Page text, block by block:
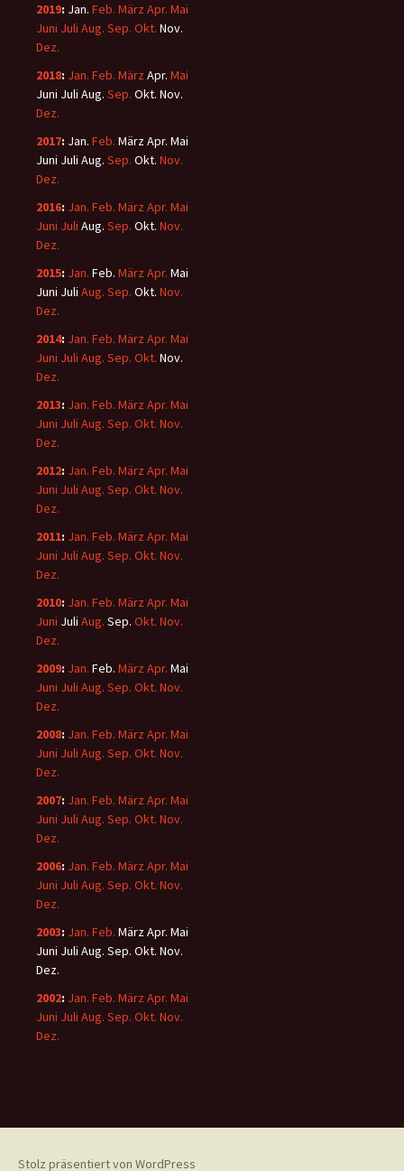
2019: Jan. Feb. März Apr. Mai
Juni Juli Aug. Sep. Okt. Nov.
Dez.
2018: Jan. Feb. März Apr. Mai
Juni Juli Aug. Sep. Okt. Nov.
Dez.
2017: Jan. Feb. MärzApr. Mai
Juni Juli Aug. Sep. Okt. Nov.
Dez.
2016: Jan. Feb. März Apr. Mai
Juni Juli Aug. Sep. Okt. Nov.
Dez.
2015: Jan. Feb. März Apr. Mai
Juni Juli Aug. Sep. Okt. Nov.
Dez.
2014: Jan. Feb. März Apr. Mai
Juni Juli Aug. Sep. Okt. Nov.
Dez.
2013: Jan. Feb. März Apr. Mai
Juni Juli Aug. Sep. Okt. Nov.
Dez.
2012: Jan. Feb. März Apr. Mai
Juni Juli Aug. Sep. Okt. Nov.
Dez.
2011: Jan. Feb. März Apr. Mai
Juni Juli Aug. Sep. Okt. Nov.
Dez.
2010: Jan. Feb. März Apr. Mai
Juni Juli Aug. Sep. Okt. Nov.
Dez.
2009: Jan. Feb. März Apr. Mai
Juni Juli Aug. Sep. Okt. Nov.
Dez.
2008: Jan. Feb. März Apr. Mai
Juni Juli Aug. Sep. Okt. Nov.
Dez.
2007: Jan. Feb. März Apr. Mai
Juni Juli Aug. Sep. Okt. Nov.
Dez.
2006: Jan. Feb. März Apr. Mai
Juni Juli Aug. Sep. Okt. Nov.
Dez.
2003: Jan. Feb. MärzApr. Mai
Juni Juli Aug. Sep. Okt. Nov.
Dez.
2002: Jan. Feb. März Apr. Mai
Juni Juli Aug. Sep. Okt. Nov.
Dez.
Stolz präsentiert von WordPress